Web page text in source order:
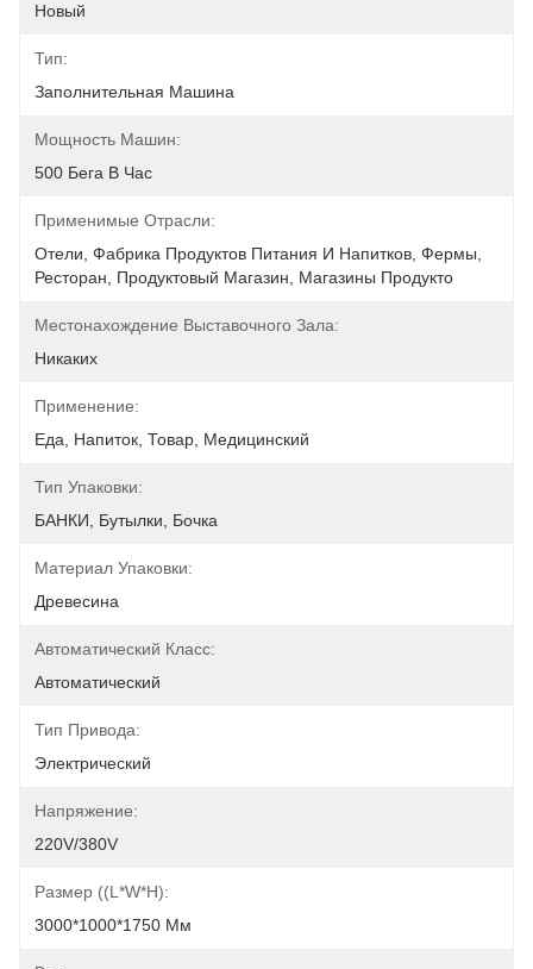
Новый
Тип:
Заполнительная Машина
Мощность Машин:
500 Бега В Час
Применимые Отрасли:
Отели, Фабрика Продуктов Питания И Напитков, Фермы,
Ресторан, Продуктовый Магазин, Магазины Продукто
Местонахождение Выставочного Зала:
Никаких
Применение:
Еда, Напиток, Товар, Медицинский
Тип Упаковки:
БАНКИ, Бутылки, Бочка
Материал Упаковки:
Древесина
Автоматический Класс:
Автоматический
Тип Привода:
Электрический
Напряжение:
220V/380V
Размер ((l*w*h):
3000*1000*1750 Мм